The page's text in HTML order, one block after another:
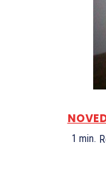
1 min.